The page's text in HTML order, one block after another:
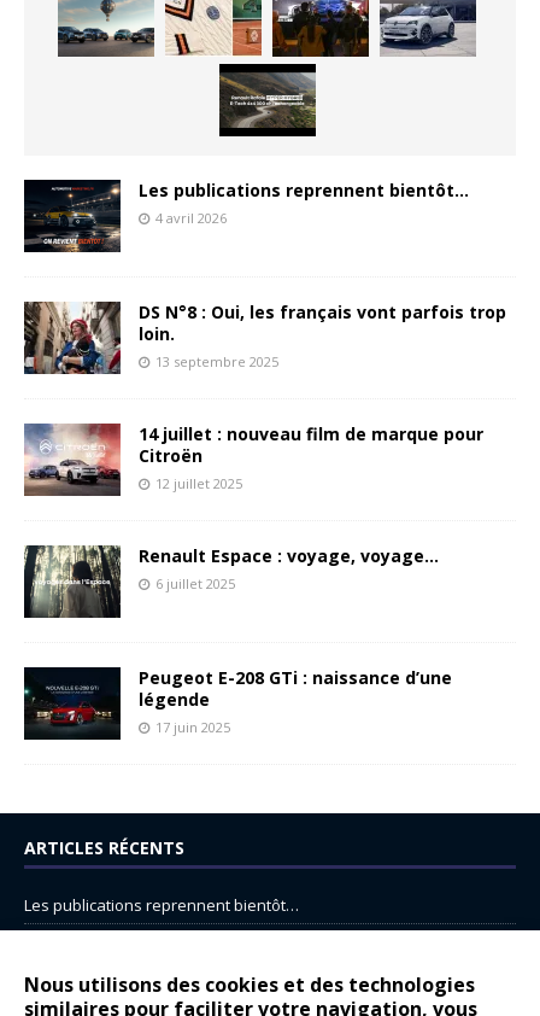
Nous utilisons des cookies et des technologies
similaires pour faciliter votre navigation, vous
Les publications reprennent bientôt…
4 avril 2026
DS N°8 : Oui, les français vont parfois trop
loin.
13 septembre 2025
14 juillet : nouveau film de marque pour
Citroën
12 juillet 2025
Renault Espace : voyage, voyage…
6 juillet 2025
Peugeot E-208 GTi : naissance d’une
légende
17 juin 2025
ARTICLES RÉCENTS
Les publications reprennent bientôt…
14 juillet : nouveau film de marque pour Citroën